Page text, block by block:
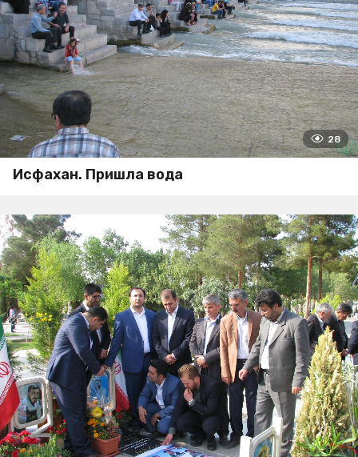
28
Исфахан. Пришла вода